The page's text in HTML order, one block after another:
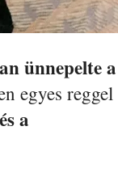
ünnepelte a
egyes reggel
a